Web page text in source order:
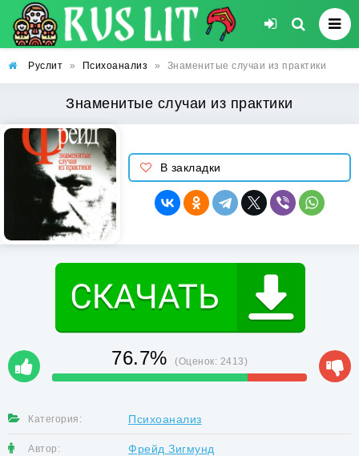
Руслит » Психоанализ » Знаменитые случаи из практики
Знаменитые случаи из практики
В закладки
76.7% (Оценок: 2413)
Категория: Психоанализ
Автор: Фрейд Зигмунд